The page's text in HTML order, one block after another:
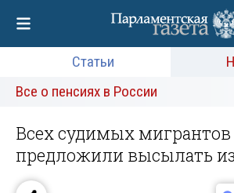
Статьи
Все о пенсиях в России
Всех судимых мигрантов
предложили высылать